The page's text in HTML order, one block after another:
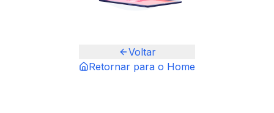
Voltar
Retornar para o Home